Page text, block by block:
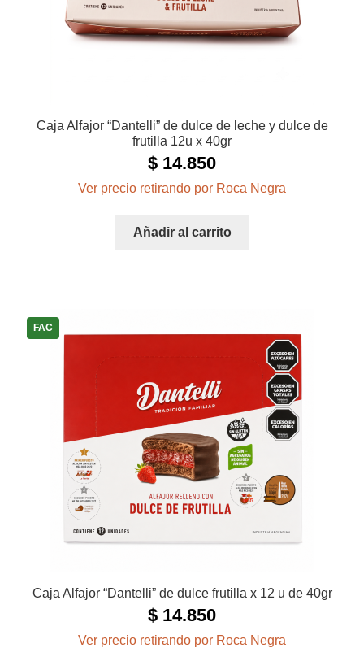
Caja Alfajor “Dantelli” de dulce de leche y dulce de
frutilla 12u x 40gr
$ 14.850
Ver precio retirando por Roca Negra
Añadir al carrito
FAC
Caja Alfajor “Dantelli” de dulce frutilla x 12 u de 40gr
$ 14.850
Ver precio retirando por Roca Negra